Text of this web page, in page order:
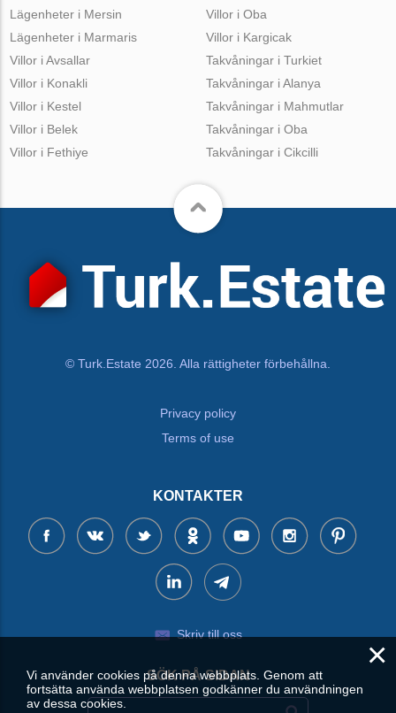
Lägenheter i Mersin
Lägenheter i Marmaris
Villor i Oba
Villor i Kargicak
Villor i Avsallar
Villor i Konakli
Villor i Kestel
Villor i Belek
Villor i Fethiye
Takvåningar i Turkiet
Takvåningar i Alanya
Takvåningar i Mahmutlar
Takvåningar i Oba
Takvåningar i Cikcilli
© Turk.Estate 2026. Alla rättigheter förbehållna.
Privacy policy
Terms of use
KONTAKTER
Skriv till oss
SÖK PÅ SIDAN
×
Vi använder cookies på denna webbplats. Genom att
fortsätta använda webbplatsen godkänner du användningen
av dessa cookies.